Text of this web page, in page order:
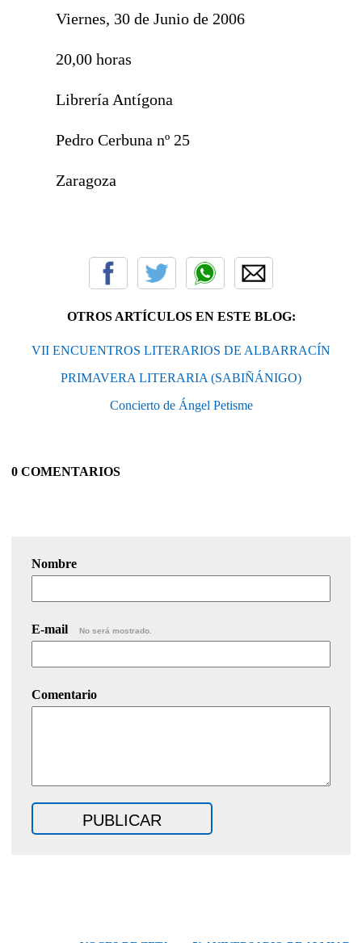
Viernes, 30 de Junio de 2006
20,00 horas
Librería Antígona
Pedro Cerbuna nº 25
Zaragoza
OTROS ARTÍCULOS EN ESTE BLOG:
VII ENCUENTROS LITERARIOS DE ALBARRACÍN
PRIMAVERA LITERARIA (SABIÑÁNIGO)
Concierto de Ángel Petisme
0 COMENTARIOS
Nombre
E-mail No será mostrado.
Comentario